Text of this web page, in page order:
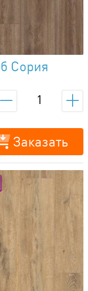
Сория
Заказать